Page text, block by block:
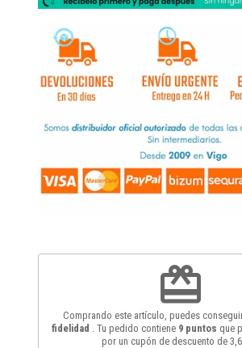
redeem
Comprando este artículo, puedes
fidelidad
. Tu pedido contiene 9 puntos que
por un cupón de descuento de